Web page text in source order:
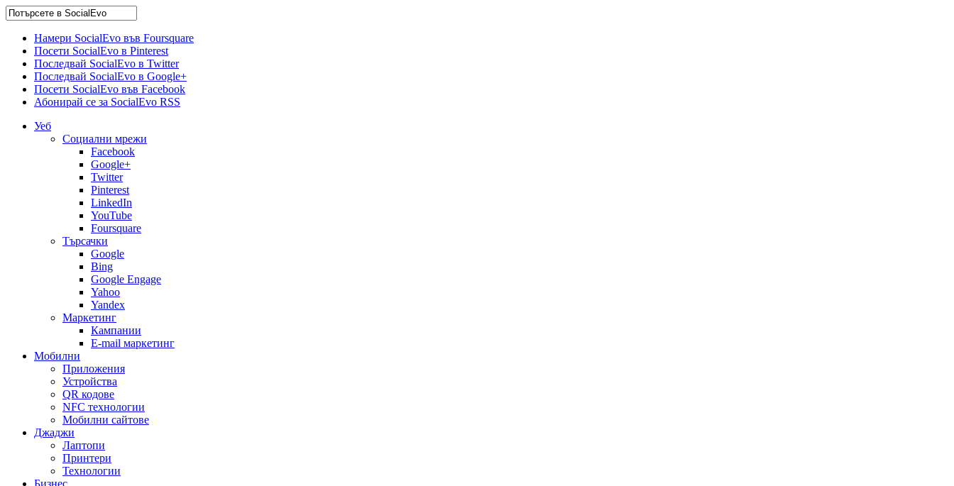
Намери SocialEvo във Foursquare
Посети SocialEvo в Pinterest
Последвай SocialEvo в Twitter
Последвай SocialEvo в Google+
Посети SocialEvo във Facebook
Абонирай се за SocialEvo RSS
Уеб
Социални мрежи
Facebook
Google+
Twitter
Pinterest
LinkedIn
YouTube
Foursquare
Търсачки
Google
Bing
Google Engage
Yahoo
Yandex
Маркетинг
Кампании
E-mail маркетинг
Мобилни
Приложения
Устройства
QR кодове
NFC технологии
Мобилни сайтове
Джаджи
Лаптопи
Принтери
Технологии
Бизнес